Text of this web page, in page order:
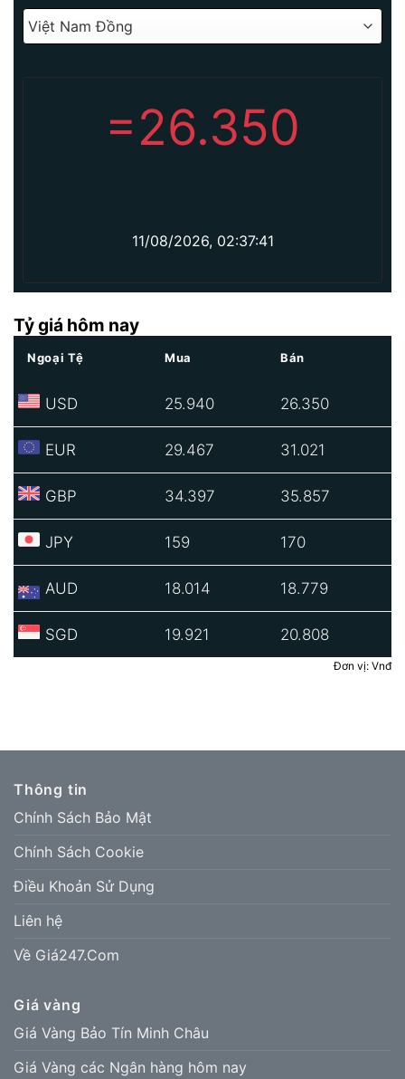
=26.350
11/08/2026, 02:37:41
Tỷ giá hôm nay
Ngoại Tệ Mua Bán
USD 25.940 26.350
EUR 29.467 31.021
GBP 34.397 35.857
JPY 159 170
AUD 18.014 18.779
SGD 19.921 20.808
Đơn vị: Vnđ
Thông tin
Chính Sách Bảo Mật
Chính Sách Cookie
Điều Khoản Sử Dụng
Liên hệ
Về Giá247.Com
Giá vàng
Giá Vàng Bảo Tín Minh Châu
Giá Vàng các Ngân hàng hôm nay